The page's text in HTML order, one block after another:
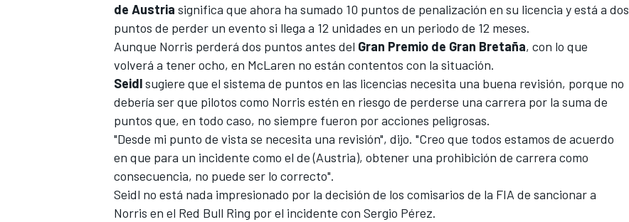
de Austria significa que ahora ha sumado 10 puntos de penalización en su licencia y está a dos
puntos de perder un evento si llega a 12 unidades en un periodo de 12 meses.
Aunque Norris perderá dos puntos antes del Gran Premio de Gran Bretaña, con lo que
volverá a tener ocho, en McLaren no están contentos con la situación.
Seidlsugiere que el sistema de puntos en las licencias necesita una buena revisión, porque no
debería ser que pilotos como Norris estén en riesgo de perderse una carrera por la suma de
puntos que, en todo caso, no siempre fueron por acciones peligrosas.
"Desde mi punto de vista se necesita una revisión", dijo. "Creo que todos estamos de acuerdo
en que para un incidente como el de (Austria), obtener una prohibición de carrera como
consecuencia, no puede ser lo correcto".
Seidl no está nada impresionado por la decisión de los comisarios de la FIA de sancionar a
Norris en el Red Bull Ring por el incidente con Sergio Pérez.